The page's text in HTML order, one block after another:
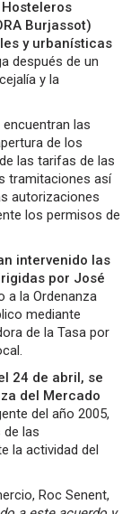
Burjassot)
y urbanísticas
después de un
y la
encuentran las
de los
las tarifas de las
tramitaciones así
autorizaciones
los permisos de
intervenido las
por José
a la Ordenanza
mediante
de la Tasa por
24 de abril, se
del Mercado
del año 2005,
las
la actividad del
Roc Senent,